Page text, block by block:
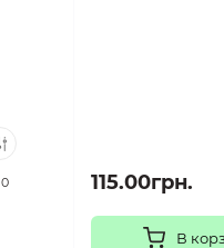
0 115.00грн.
В